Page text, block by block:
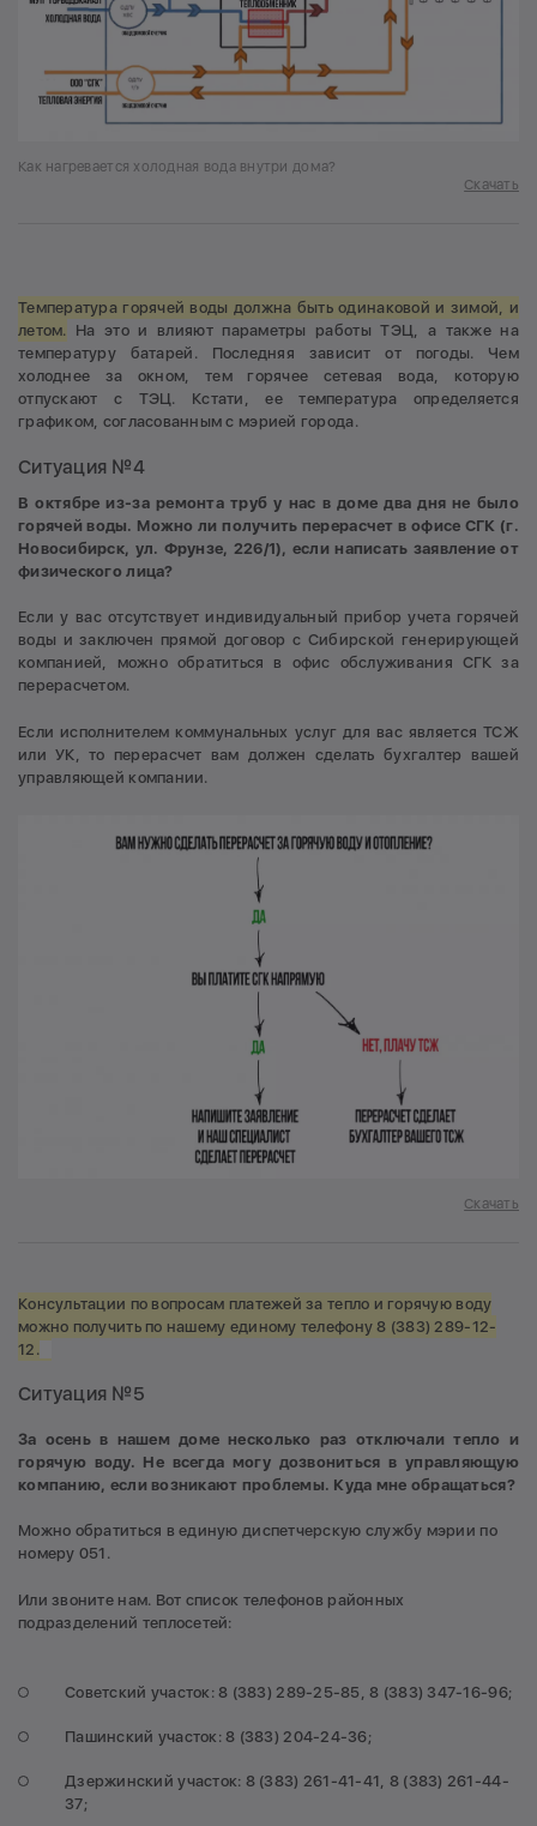
Как нагревается холодная вода внутри дома?
Скачать
Температура горячей воды должна быть одинаковой и зимой, и
летом. На это и влияют параметры работы ТЭЦ, а также на
температуру батарей. Последняя зависит от погоды. Чем
холоднее за окном, тем горячее сетевая вода, которую
отпускают с ТЭЦ. Кстати, ее температура определяется
графиком, согласованным с мэрией города.
Ситуация №4
В октябре из-за ремонта труб у нас в доме два дня не было
горячей воды. Можно ли получить перерасчет в офисе СГК (г.
Новосибирск, ул. Фрунзе, 226/1), если написать заявление от
физического лица?
Если у вас отсутствует индивидуальный прибор учета горячей
воды и заключен прямой договор с Сибирской генерирующей
компанией, можно обратиться в офис обслуживания СГК за
перерасчетом.
Если исполнителем коммунальных услуг для вас является ТСЖ
или УК, то перерасчет вам должен сделать бухгалтер вашей
управляющей компании.
Скачать
Консультации по вопросам платежей за тепло и горячую воду
можно получить по нашему единому телефону 8 (383) 289-12-
12.
Ситуация №5
За осень в нашем доме несколько раз отключали тепло и
горячую воду. Не всегда могу дозвониться в управляющую
компанию, если возникают проблемы. Куда мне обращаться?
Можно обратиться в единую диспетчерскую службу мэрии по
номеру 051.
Или звоните нам. Вот список телефонов районных
подразделений теплосетей:
Советский участок: 8 (383) 289-25-85, 8 (383) 347-16-96;
Пашинский участок: 8 (383) 204-24-36;
Дзержинский участок: 8 (383) 261-41-41, 8 (383) 261-44-
37;